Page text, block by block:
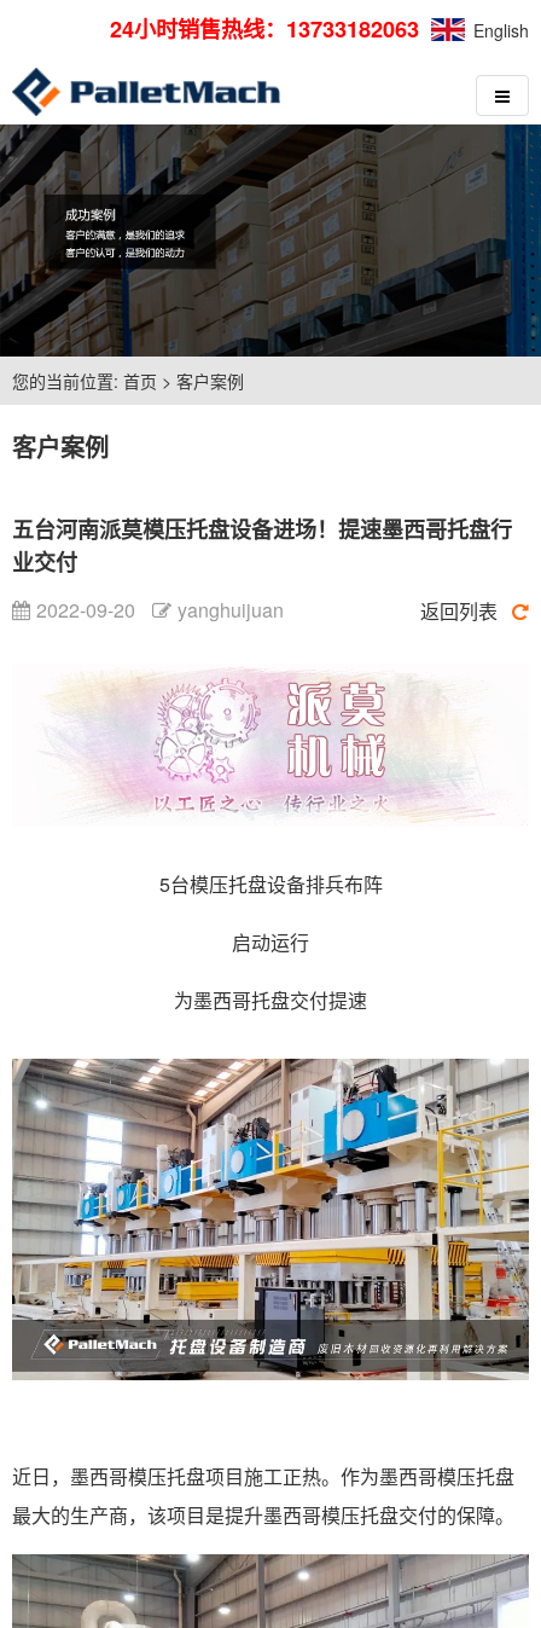
24小时销售热线：13733182063 English
您的当前位置: 首页 > 客户案例
客户案例
五台河南派莫模压托盘设备进场！提速墨西哥托盘行
业交付
2022-09-20 yanghuijuan 返回列表
5台模压托盘设备排兵布阵
启动运行
为墨西哥托盘交付提速
近日，墨西哥模压托盘项目施工正热。作为墨西哥模压托盘
最大的生产商，该项目是提升墨西哥模压托盘交付的保障。